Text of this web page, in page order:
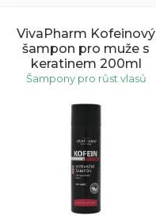
VivaPharm Kofeinový
šampon pro muže s
keratinem 200ml
Šampony pro růst vlasů